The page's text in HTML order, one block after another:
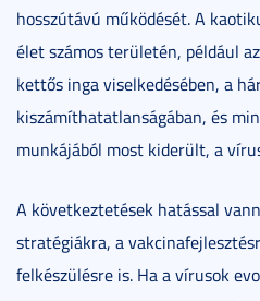
hosszútávú működését. A
élet számos területén, például
kettős inga viselkedésében, a
kiszámíthatatlanságában, és
munkájából most kiderült, a
A következtetések hatással
stratégiákra, a
felkészülésre is. Ha a vírusok